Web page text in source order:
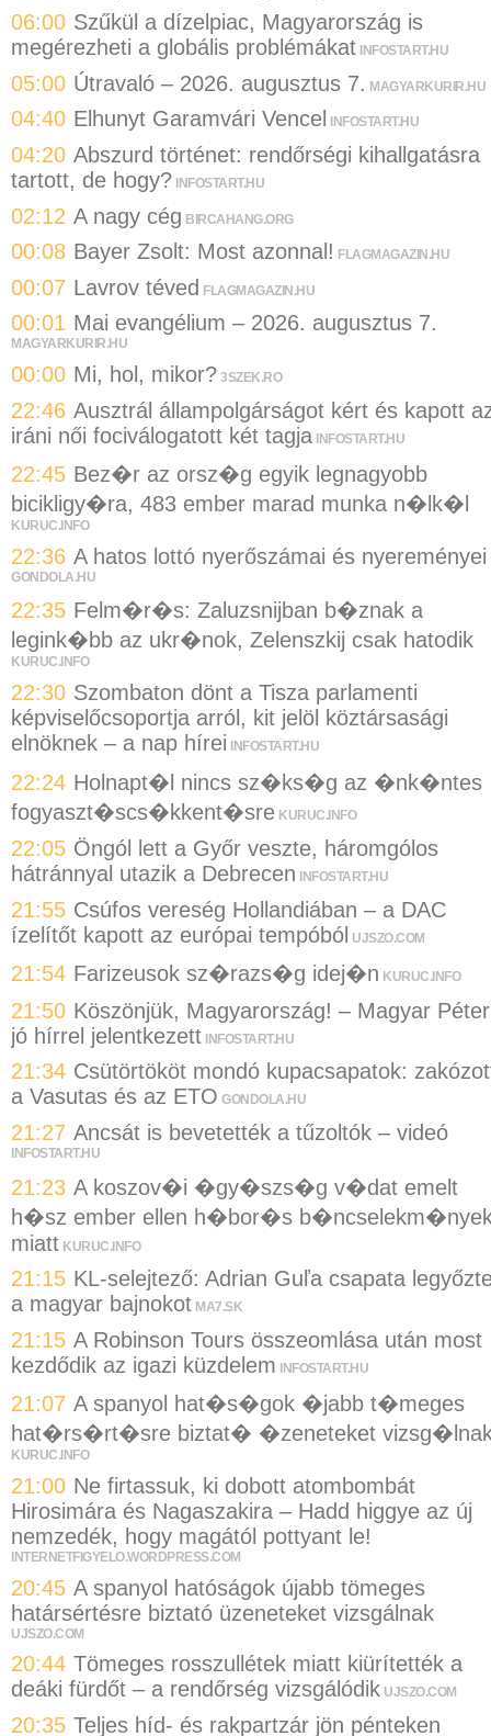
06:00 Szűkül a dízelpiac, Magyarország is
megérezheti a globális problémákat INFOSTART.HU
05:00 Útravaló – 2026. augusztus 7. MAGYARKURIR.HU
04:40 Elhunyt Garamvári Vencel INFOSTART.HU
04:20 Abszurd történet: rendőrségi kihallgatásra
tartott, de hogy? INFOSTART.HU
02:12 A nagy cég BIRCAHANG.ORG
00:08 Bayer Zsolt: Most azonnal! FLAGMAGAZIN.HU
00:07 Lavrov téved FLAGMAGAZIN.HU
00:01 Mai evangélium – 2026. augusztus 7.
MAGYARKURIR.HU
00:00 Mi, hol, mikor? 3SZEK.RO
22:46 Ausztrál állampolgárságot kért és kapott
iráni női fociválogatott két tagja INFOSTART.HU
22:45 Bez�r az orsz�g egyik legnagyobb
bicikligy�ra, 483 ember marad munka n�lk�l
KURUC.INFO
22:36 A hatos lottó nyerőszámai és nyereményei
GONDOLA.HU
22:35 Felm�r�s: Zaluzsnijban b�znak a
legink�bb az ukr�nok, Zelenszkij csak hatodik
KURUC.INFO
22:30 Szombaton dönt a Tisza parlamenti
képviselőcsoportja arról, kit jelöl köztársasági
elnöknek – a nap hírei
INFOSTART.HU
22:24 Holnapt�l nincs sz�ks�g az �nk�ntes
fogyaszt�scs�kkent�sre KURUC.INFO
22:05 Öngól lett a Győr veszte, háromgólos
hátránnyal utazik a Debrecen
INFOSTART.HU
21:55 Csúfos vereség Hollandiában – a DAC
ízelítőt kapott az európai tempóból UJSZO.COM
21:54 Farizeusok sz�razs�g idej�n KURUC.INFO
21:50 Köszönjük, Magyarország! – Magyar Péter
jó hírrel jelentkezett INFOSTART.HU
21:34 Csütörtököt mondó kupacsapatok:
a Vasutas és az ETO GONDOLA.HU
21:27 Ancsát is bevetették a tűzoltók – videó
INFOSTART.HU
21:23 A koszov�i �gy�szs�g v�dat emelt
h�sz ember ellen h�bor�s
miatt KURUC.INFO
21:15 KL-selejtező: Adrian Guľa csapata
a magyar bajnokot MA7.SK
21:15 A Robinson Tours összeomlása után most
kezdődik az igazi küzdelem INFOSTART.HU
21:07 A spanyol hat�s�gok �jabb t�meges
hat�rs�rt�sre biztat� �zeneteket
KURUC.INFO
21:00 Ne firtassuk, ki dobott atombombát
Hirosimára és Nagaszakira – Hadd higgye az új
nemzedék, hogy magától pottyant le!
INTERNETFIGYELO.WORDPRESS.COM
20:45 A spanyol hatóságok újabb tömeges
határsértésre biztató üzeneteket vizsgálnak
UJSZO.COM
20:44 Tömeges rosszullétek miatt kiürítették a
deáki fürdőt – a rendőrség vizsgálódik UJSZO.COM
20:35 Teljes híd- és rakpartzár jön pénteken